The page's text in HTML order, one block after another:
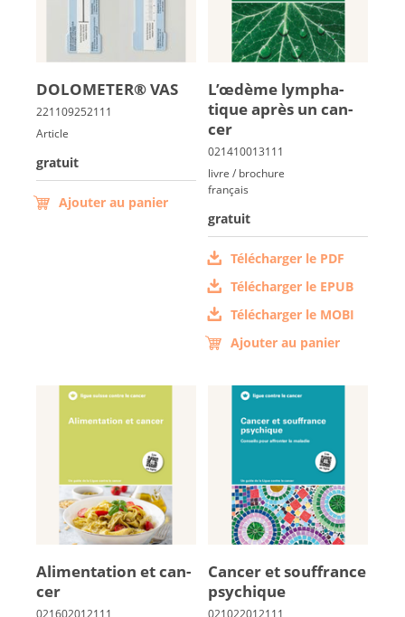
DO­LO­ME­TER® VAS
Article
gratuit
Ajouter au panier
L’œdème lym­pha­
tique après un can­
cer
livre / brochure
français
gratuit
Télécharger le PDF
Télécharger le EPUB
Télécharger le MOBI
Ajouter au panier
Ali­men­ta­tion et can­
cer
Can­cer et souf­france
psy­chique